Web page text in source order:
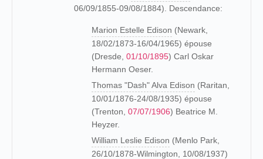
06/09/1855-09/08/1884). Descendance:
Marion Estelle Edison (Newark,
18/02/1873-16/04/1965) épouse
(Dresde, 01/10/1895) Carl Oskar
Hermann Oeser.
Thomas "Dash" Alva Edison (Raritan,
10/01/1876-24/08/1935) épouse
(Trenton, 07/07/1906) Beatrice M.
Heyzer.
William Leslie Edison (Menlo Park,
26/10/1878-Wilmington, 10/08/1937)